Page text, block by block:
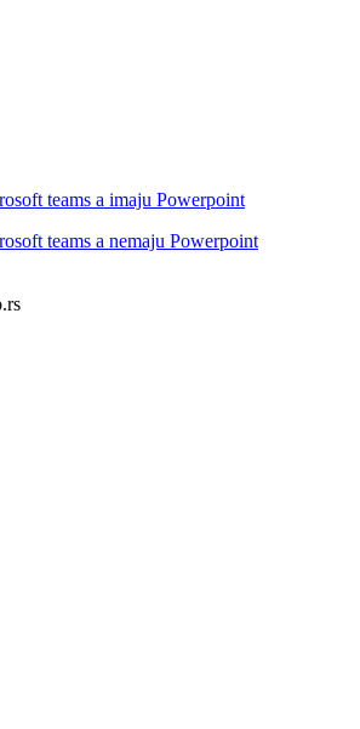
teams a imaju Powerpoint
teams a nemaju Powerpoint